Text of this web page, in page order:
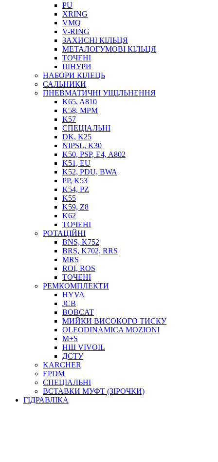
ПІСТОЛЕТИ
НАСОСИ ТА ПОМПИ
НАГНІТАЧІ
МУФТИ (НАСАДКИ) ДЛЯ ШПРИЦІВ
МАСЛЯНКИ, ЛІЙКИ
ПРЕС-МАСЛЯНКИ
ШЛАНГИ, ТРУБКИ
ШПРИЦИ МАСТИЛЬНІ
ТОСОЛ, АНТИФРИЗ
ОЛИВА-ПАЛИВО
ПОВІТРЯ-ВОДА
ДЛЯ ЗВАРЮВАННЯ
НАПІРНО-ВСМОКТУЮЧІ
ФІЛЬТРИ ДЛЯ ПАЛЬНОГО
ПІДДОНИ ДЛЯ БОЧОК
МОДУЛЬНІ АЗС
МЕТРОЛОГІЧНЕ ОБЛАДНАННЯ
ЛІЧИЛЬНИКИ І ВИТРАТОМІРИ ДЛЯ ПАЛЬНОГО
КОТУШКИ ДЛЯ ШЛАНГІВ
PU
XRING
VMQ
V-RING
ЗАХИСНІ КІЛЬЦЯ
МЕТАЛОГУМОВІ КІЛЬЦЯ
ТОЧЕНІ
ШНУРИ
НАБОРИ КІЛЕЦЬ
САЛЬНИКИ
ПНЕВМАТИЧНІ УЩІЛЬНЕННЯ
K65, A810
K58, MPM
K57
СПЕЦІАЛЬНІ
DK, K25
NIPSL, K30
K50, PSP, E4, A802
K51, EU
K52, PDU, BWA
PP, K53
K54, PZ
K55
K59, Z8
K62
ТОЧЕНІ
РОТАЦІЙНІ
BNS, K752
BRS, K702, RRS
MRS
ROI, ROS
ТОЧЕНІ
РЕМКОМПЛЕКТИ
HYVA
JCB
BOBCAT
МИЙКИ ВИСОКОГО ТИСКУ
OLEODINAMICA MOZIONI
M+S
НШ VIVOIL
ДСТУ
KARCHER
EPDM
СПЕЦІАЛЬНІ
ВСТАВКИ МУФТ (ЗІРОЧКИ)
ГІДРАВЛІКА